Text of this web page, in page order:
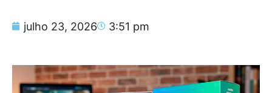
julho 23, 2026 3:51 pm